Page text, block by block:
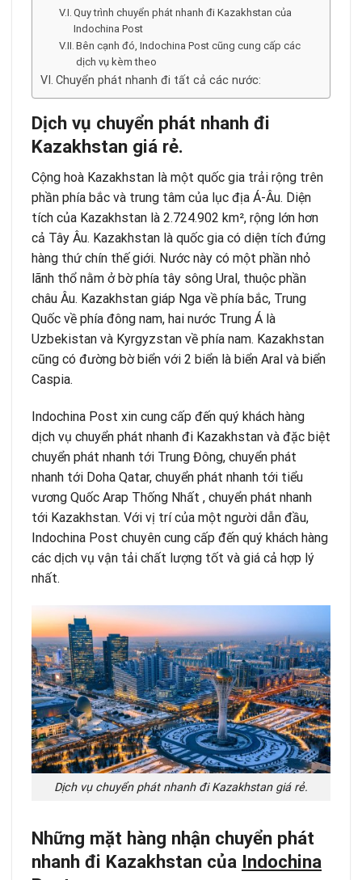
Quy trình chuyển phát nhanh đi Kazakhstan của
Indochina Post
Bên cạnh đó, Indochina Post cũng cung cấp các
dịch vụ kèm theo
Chuyển phát nhanh đi tất cả các nước:
Dịch vụ chuyển phát nhanh đi
Kazakhstan giá rẻ.
Cộng hoà Kazakhstan là một quốc gia trải rộng trên
phần phía bắc và trung tâm của lục địa Á-Âu. Diện
tích của Kazakhstan là 2.724.902 km², rộng lớn hơn
cả Tây Âu. Kazakhstan là quốc gia có diện tích đứng
hàng thứ chín thế giới. Nước này có một phần nhỏ
lãnh thổ nằm ở bờ phía tây sông Ural, thuộc phần
châu Âu. Kazakhstan giáp Nga về phía bắc, Trung
Quốc về phía đông nam, hai nước Trung Á là
Uzbekistan và Kyrgyzstan về phía nam. Kazakhstan
cũng có đường bờ biển với 2 biển là biển Aral và biển
Caspia.
Indochina Post xin cung cấp đến quý khách hàng
dịch vụ chuyển phát nhanh đi Kazakhstan và đặc biệt
chuyển phát nhanh tới Trung Đông, chuyển phát
nhanh tới Doha Qatar, chuyển phát nhanh tới tiểu
vương Quốc Arap Thống Nhất , chuyển phát nhanh
tới Kazakhstan. Với vị trí của một người dẫn đầu,
Indochina Post chuyên cung cấp đến quý khách hàng
các dịch vụ vận tải chất lượng tốt và giá cả hợp lý
nhất.
Dịch vụ chuyển phát nhanh đi Kazakhstan giá rẻ.
Những mặt hàng nhận chuyển phát
nhanh đi Kazakhstan của Indochina